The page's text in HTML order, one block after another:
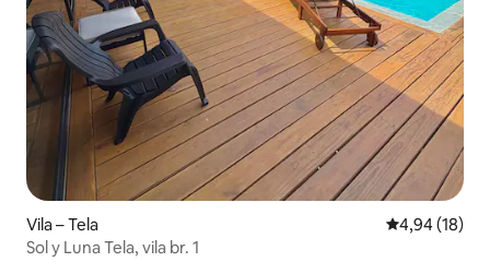
Vila – Tela Prosječna
4,94 (18)
Sol y Luna Tela, vila br. 1